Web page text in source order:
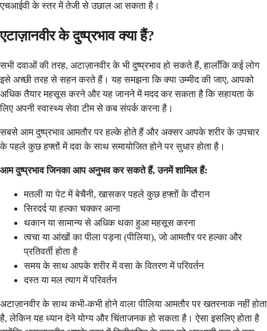
एचआईवी के स्तर में तेजी से उछाल आ सकता है।
एटाज़ानवीर के दुष्प्रभाव क्या हैं?
सभी दवाओं की तरह, अटाज़ानवीर के भी दुष्प्रभाव हो सकते हैं, हालाँकि कई लोग
इसे अच्छी तरह से सहन करते हैं। यह समझना कि क्या उम्मीद की जाए, आपको
अधिक तैयार महसूस करने और यह जानने में मदद कर सकता है कि सहायता के
लिए अपनी स्वास्थ्य सेवा टीम से कब संपर्क करना है।
सबसे आम दुष्प्रभाव आमतौर पर हल्के होते हैं और अक्सर आपके शरीर के उपचार
के पहले कुछ हफ्तों में दवा के साथ समायोजित होने पर सुधार होता है।
आम दुष्प्रभाव जिनका आप अनुभव कर सकते हैं, उनमें शामिल हैं:
मतली या पेट में बेचैनी, खासकर पहले कुछ हफ्तों के दौरान
सिरदर्द या हल्का चक्कर आना
थकान या सामान्य से अधिक थका हुआ महसूस करना
त्वचा या आंखों का पीला पड़ना (पीलिया), जो आमतौर पर हल्का और
प्रतिवर्ती होता है
समय के साथ आपके शरीर में वसा के वितरण में परिवर्तन
दस्त या मल त्याग में परिवर्तन
अटाज़ानवीर के साथ कभी-कभी होने वाला पीलिया आमतौर पर खतरनाक नहीं होता
है, लेकिन यह ध्यान देने योग्य और चिंताजनक हो सकता है। ऐसा इसलिए होता है